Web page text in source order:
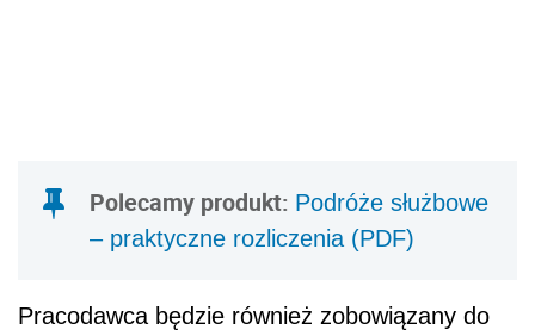
Polecamy produkt: Podróże służbowe
– praktyczne rozliczenia (PDF)
Pracodawca będzie również zobowiązany do